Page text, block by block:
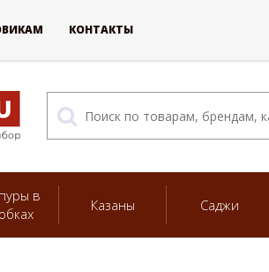
в
Казаны Саджи
КОНТАКТЫ